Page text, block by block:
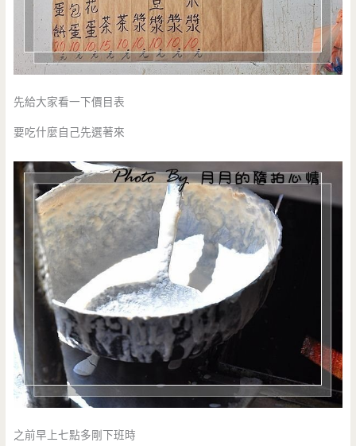
先給大家看一下價目表
要吃什麼自己先選著來
之前早上七點多剛下班時